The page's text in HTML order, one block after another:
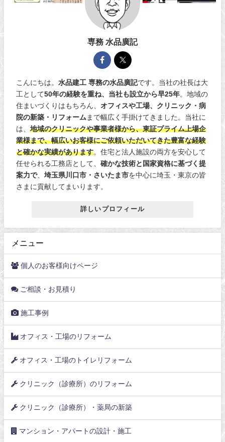
専務 水品廣記
こんにちは。水品建工 専務の水品廣記です。当社の社長は大
工として50年の経験を重ね、当社も設立から早25年 。地域の
住まいづくりはもちろん、 オフィスや工場、クリニック・病
院の新築・リフォーム まで幅広く手掛けてきました。当社に
は、地域のクリニックや事業者様から、東証プライム上場企
業様まで、幅広いお客様にご依頼いただいてきた豊富な経験
と確かな実績があります 。住宅と法人施設の両方を安心して
任せられる工務店として、確かな技術と国家資格に基づく提
案力で、埼玉県川口市・さいたま市を中心に埼玉・東京の皆
さまに貢献してまいります。
詳しいプロフィール
メニュー
個人のお客様向けページ
ご相談・お見積り
施工事例
オフィス・工場のリフォーム
オフィス・工場のトイレリフォーム
クリニック（診療所）のリフォーム
クリニック（診療所）・薬局の新築
マンション・アパートの設計・施工